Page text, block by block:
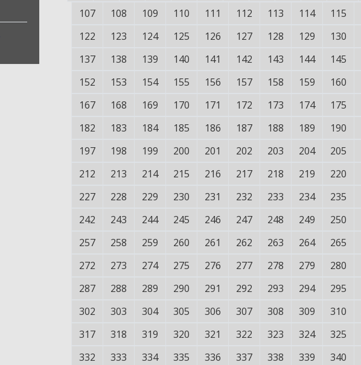
107
108 109 110 111 112 113 114 115
122
123 124 125 126 127 128 129 130
137
138 139 140 141 142 143 144 145
152
153 154 155 156 157 158 159 160
167
168 169 170 171 172 173 174 175
182
183 184 185 186 187 188 189 190
197
198 199 200 201 202 203 204 205
212
213 214 215 216 217 218 219 220
227
228 229 230 231 232 233 234 235
242
243 244 245 246 247 248 249 250
257
258 259 260 261 262 263 264 265
272
273 274 275 276 277 278 279 280
287
288 289 290 291 292 293 294 295
302
303 304 305 306 307 308 309 310
317
318 319 320 321 322 323 324 325
332
333 334 335 336 337 338 339 340